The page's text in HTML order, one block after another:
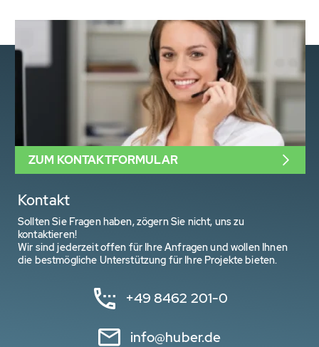
Kontakt
Sollten Sie Fragen haben, zögern Sie nicht, uns zu
kontaktieren!
Wir sind jederzeit offen für Ihre Anfragen und wollen Ihnen
die bestmögliche Unterstützung für Ihre Projekte bieten.
+49 8462 201-0
info@huber.de
ZUM KONTAKTFORMULAR